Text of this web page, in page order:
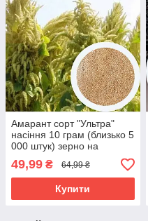
Амарант сорт "Ультра"
насіння 10 грам (близько 5
000 штук) зерно на
посадку ранньостиглий
49,99 ₴ 64,99 ₴
Купити